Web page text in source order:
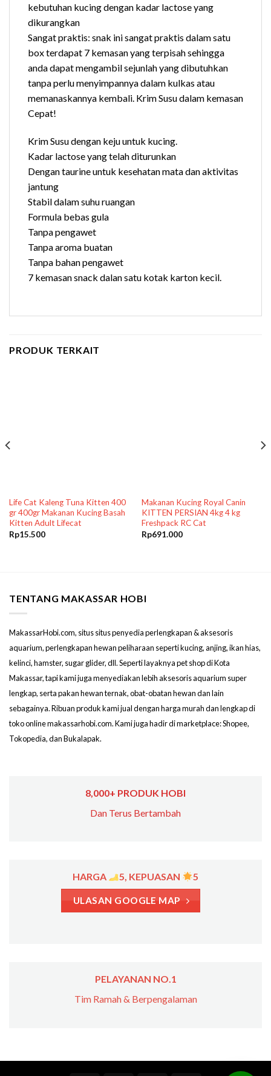
kebutuhan kucing dengan kadar lactose yang
dikurangkan
Sangat praktis: snak ini sangat praktis dalam satu
box terdapat 7 kemasan yang terpisah sehingga
anda dapat mengambil sejunlah yang dibutuhkan
tanpa perlu menyimpannya dalam kulkas atau
memanaskannya kembali. Krim Susu dalam kemasan
Cepat!
Krim Susu dengan keju untuk kucing.
Kadar lactose yang telah diturunkan
Dengan taurine untuk kesehatan mata dan aktivitas
jantung
Stabil dalam suhu ruangan
Formula bebas gula
Tanpa pengawet
Tanpa aroma buatan
Tanpa bahan pengawet
7 kemasan snack dalan satu kotak karton kecil.
PRODUK TERKAIT
Life Cat Kaleng Tuna Kitten 400
gr 400gr Makanan Kucing Basah
Kitten Adult Lifecat
Rp15.500
Makanan Kucing Royal Canin
KITTEN PERSIAN 4kg 4 kg
Freshpack RC Cat
Rp691.000
TENTANG MAKASSAR HOBI
MakassarHobi.com, situs situs penyedia perlengkapan & aksesoris
aquarium, perlengkapan hewan peliharaan seperti kucing, anjing, ikan hias,
kelinci, hamster, sugar glider, dll. Seperti layaknya pet shop di Kota
Makassar, tapi kami juga menyediakan lebih aksesoris aquarium super
lengkap, serta pakan hewan ternak, obat-obatan hewan dan lain
sebagainya. Ribuan produk kami jual dengan harga murah dan lengkap di
toko online makassarhobi.com. Kami juga hadir di marketplace: Shopee,
Tokopedia, dan Bukalapak.
8,000+ PRODUK HOBI
Dan Terus Bertambah
HARGA 5, KEPUASAN 5
ULASAN GOOGLE MAP
PELAYANAN NO.1
Tim Ramah & Berpengalaman